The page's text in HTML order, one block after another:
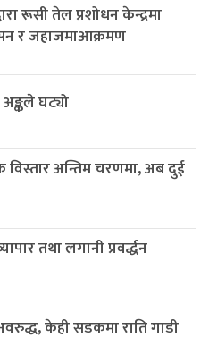
रूसी तेल प्रशोधन केन्द्रमा
र जहाजमाआक्रमण
घट्यो
अन्तिम चरणमा, अब दुई
तथा लगानी प्रवर्द्धन
केही सडकमा राति गाडी